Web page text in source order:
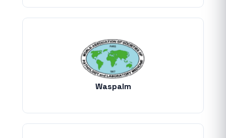
Waspalm